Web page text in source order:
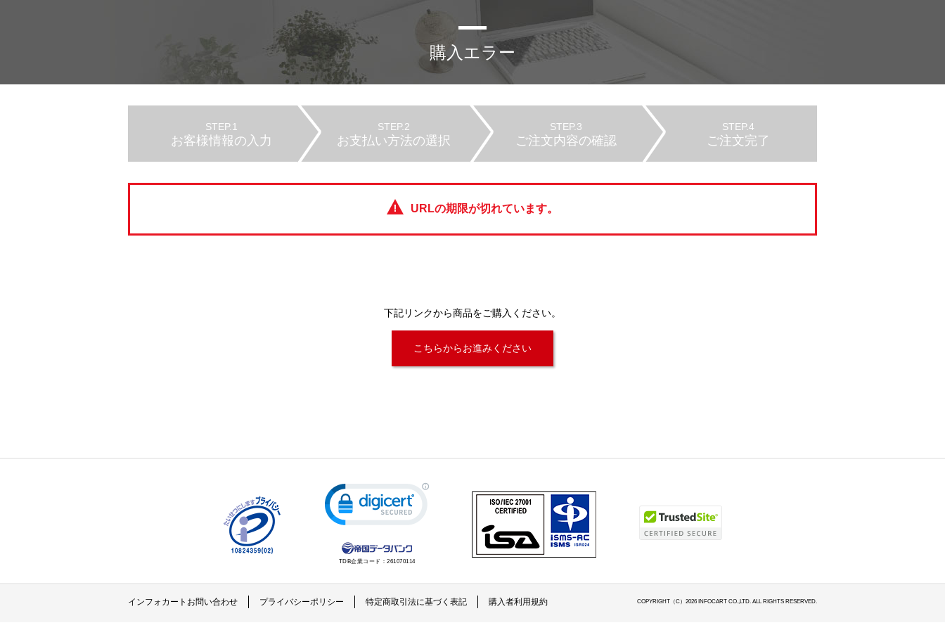
購入エラー
STEP.1
お客様情報の入力
STEP.2
お支払い方法の選択
STEP.3
ご注文内容の確認
STEP.4
ご注文完了
URLの期限が切れています。
下記リンクから商品をご購入ください。
こちらからお進みください
TDB企業コード： 261070114
インフォカートお問い合わせ プライバシーポリシー 特定商取引法に基づく表記 購入者利用規約 COPYRIGHT（C）2026 INFOCART CO.,LTD. ALL RIGHTS RESERVED.